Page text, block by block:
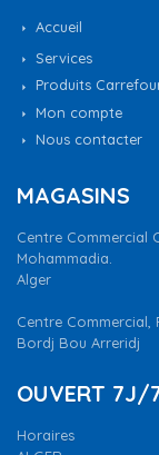
Accueil
Services
Produits
Mon compte
Nous contacter
MAGASINS
Centre Commercial
Mohammadia.
Alger
Centre Commercial,
Bordj Bou Arreridj
OUVERT 7J/
Horaires